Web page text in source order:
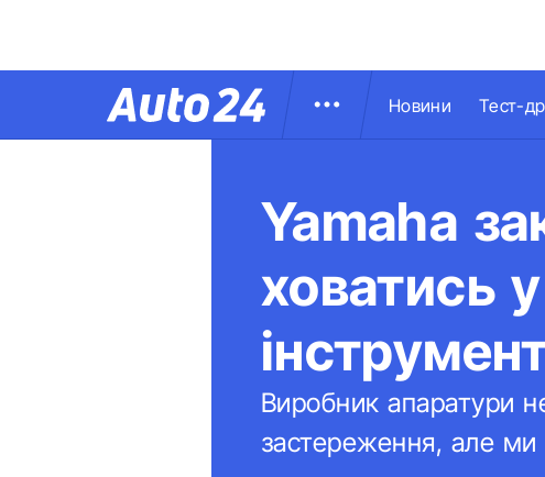
Новини Тест-
Yamaha
ховатись
Виробник апаратури
застереження, але